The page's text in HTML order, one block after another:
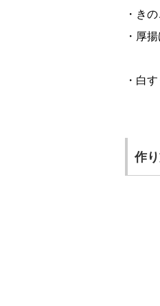
・き
・厚
・白
作